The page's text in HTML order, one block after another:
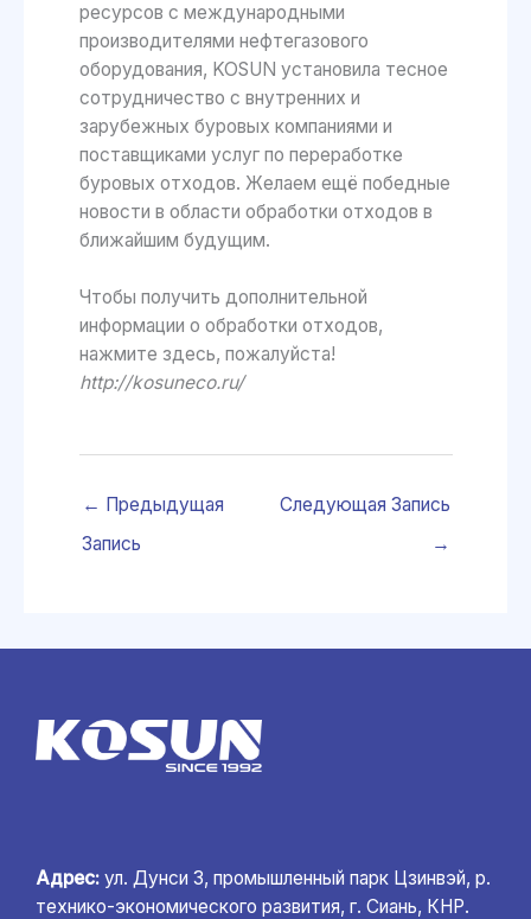
ресурсов с международными
производителями нефтегазового
оборудования, KOSUN установила тесное
сотрудничество с внутренних и
зарубежных буровых компаниями и
поставщиками услуг по переработке
буровых отходов. Желаем ещё победные
новости в области обработки отходов в
ближайшим будущим.
Чтобы получить дополнительной
информации о обработки отходов,
нажмите здесь, пожалуйста!
http://kosuneco.ru/
← Предыдущая
Запись
Следующая Запись
→
Адрес: ул. Дунси 3, промышленный парк Цзинвэй, р.
технико-экономического развития, г. Сиань, КНР.